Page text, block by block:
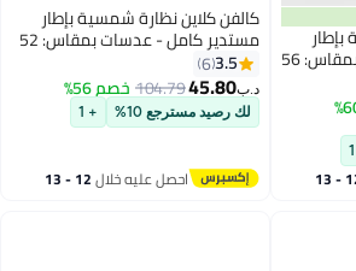
كالفن كلاين نظارة شمسية بإطار
مستدير كامل - عدسات بمقاس: 52
مم للجنسين
3.5
6
104.79خصم 56%
لك رصيد مسترجع 10% + 1
احصل عليه خلال 12 - 13